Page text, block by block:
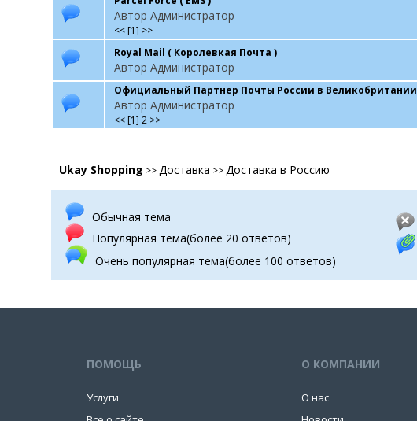
Автор Администратор
<<[1] >>
Royal Mail ( Королевкая Почта )
Автор Администратор
Официальный Партнер Почты России в Великобритании
Автор Администратор
<<[1] 2 >>
Ukay Shopping >>Доставка >>Доставка в Россию
Обычная тема
Популярная тема(более 20 ответов)
Очень популярная тема(более 100 ответов)
ПОМОЩЬ
Услуги
О КОМПАНИИ
О нас